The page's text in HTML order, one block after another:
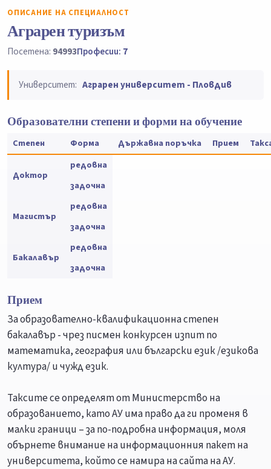
ОПИСАНИЕ НА СПЕЦИАЛНОСТ
Аграрен туризъм
Посетена: 94993Професии: 7
Университет: Аграрен университет - Пловдив
Образователни степени и форми на обучение
Степен Форма Държавна поръчка Прием
Доктор
редовна
задочна
Магистър
редовна
задочна
Бакалавър
редовна
задочна
Прием
За образователно-квалификационна степен
бакалавър - чрез писмен конкурсен изпит по
математика, география или български език /езикова
култура/ и чужд език.
Таксите се определят от Министерство на
образованието, като АУ има право да ги променя в
малки граници – за по-подробна информация, моля
обърнете внимание на информационния пакет на
университета, който се намира на сайта на АУ.